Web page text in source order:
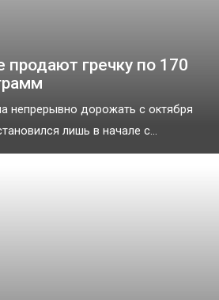
продают гречку по 170
непрерывно дорожать с октября
лишь в начале с...